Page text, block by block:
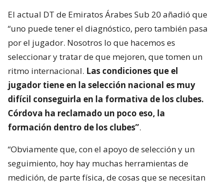
El actual DT de Emiratos Árabes Sub 20 añadió que
“uno puede tener el diagnóstico, pero también pasa
por el jugador. Nosotros lo que hacemos es
seleccionar y tratar de que mejoren, que tomen un
ritmo internacional. Las condiciones que el
jugador tiene en la selección nacional es muy
difícil conseguirla en la formativa de los clubes.
Córdova ha reclamado un poco eso, la
formación dentro de los clubes”.
“Obviamente que, con el apoyo de selección y un
seguimiento, hoy hay muchas herramientas de
medición, de parte física, de cosas que se necesitan